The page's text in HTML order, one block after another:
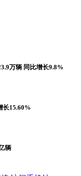
万辆 同比增长9.8%
长15.60%
辆